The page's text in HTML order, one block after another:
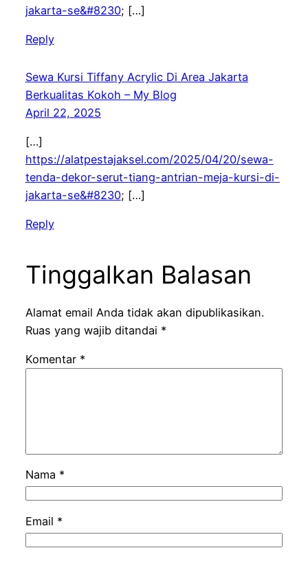
jakarta-se&#8230; […]
Reply
Sewa Kursi Tiffany Acrylic Di Area Jakarta
Berkualitas Kokoh – My Blog
April 22, 2025
[…]
https://alatpestajaksel.com/2025/04/20/sewa-
tenda-dekor-serut-tiang-antrian-meja-kursi-di-
jakarta-se&#8230; […]
Reply
Tinggalkan Balasan
Alamat email Anda tidak akan dipublikasikan.
Ruas yang wajib ditandai *
Komentar *
Nama *
Email *